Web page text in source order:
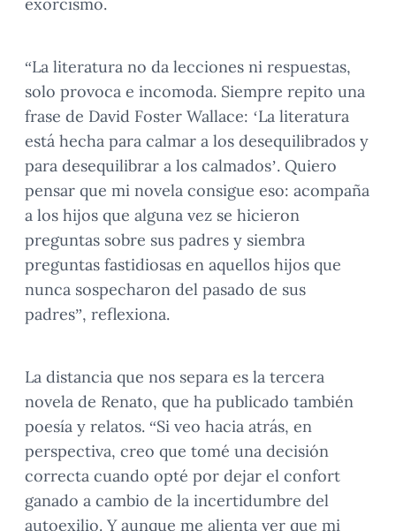
exorcismo.
“La literatura no da lecciones ni respuestas,
solo provoca e incomoda. Siempre repito una
frase de David Foster Wallace: ‘La literatura
está hecha para calmar a los desequilibrados y
para desequilibrar a los calmados’. Quiero
pensar que mi novela consigue eso: acompaña
a los hijos que alguna vez se hicieron
preguntas sobre sus padres y siembra
preguntas fastidiosas en aquellos hijos que
nunca sospecharon del pasado de sus
padres”, reflexiona.
La distancia que nos separa es la tercera
novela de Renato, que ha publicado también
poesía y relatos. “Si veo hacia atrás, en
perspectiva, creo que tomé una decisión
correcta cuando opté por dejar el confort
ganado a cambio de la incertidumbre del
autoexilio. Y aunque me alienta ver que mi